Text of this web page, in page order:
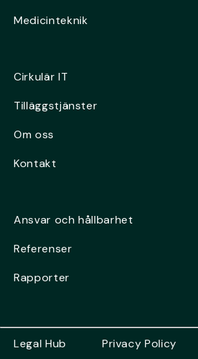
Medicinteknik
Cirkulär IT
Tilläggstjänster
Om oss
Kontakt
Ansvar och hållbarhet
Referenser
Rapporter
Legal Hub Privacy Policy